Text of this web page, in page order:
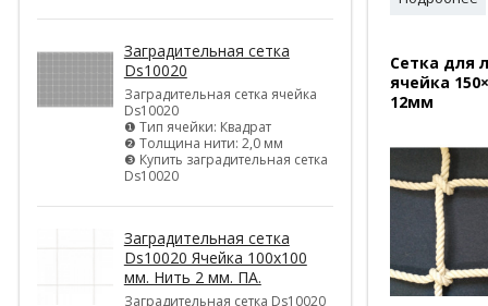
Заградительная сетка
Ds10020
Заградительная сетка ячейка
Ds10020
❶ Тип ячейки: Квадрат
❷ Толщина нити: 2,0 мм
❸ Купить заградительная сетка
Ds10020
Заградительная сетка
Ds10020 Ячейка 100х100
мм. Нить 2 мм. ПА.
Заградительная сетка Ds10020
Сетка для
ячейка
12мм